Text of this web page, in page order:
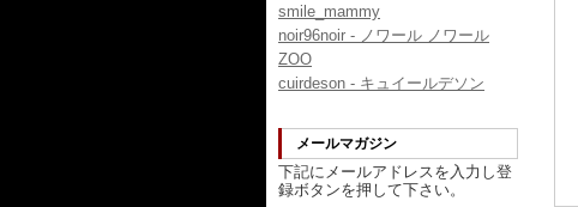
smile_mammy
noir96noir - ノワール ノワール
ZOO
cuirdeson - キュイールデソン
メールマガジン
下記にメールアドレスを入力し登
録ボタンを押して下さい。